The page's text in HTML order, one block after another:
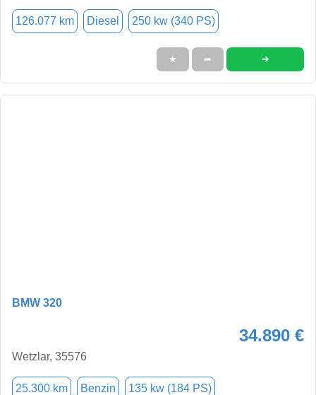
126.077 km Diesel 250 kw (340 PS)
★ ➦ ➜
BMW 320
34.890 €
Wetzlar, 35576
25.300 km Benzin 135 kw (184 PS)